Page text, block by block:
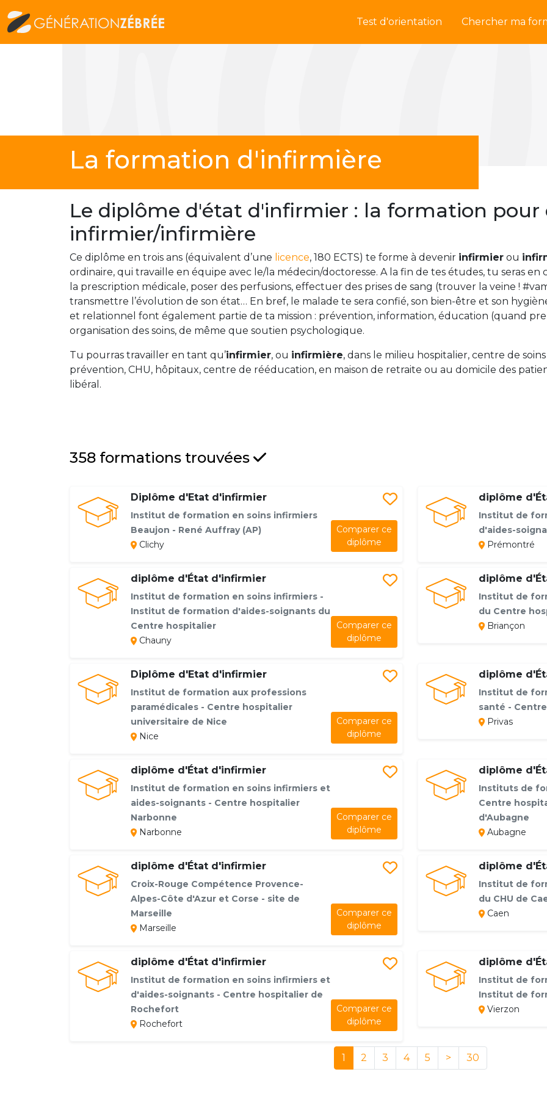
Test d'orientation Chercher ma
La formation d'infirmière
Le diplôme d'état d'infirmier : la formation pour
infirmier/infirmière
Ce diplôme en trois ans (équivalent d’une licence, 180 ECTS) te forme à devenir infirmier ou
ordinaire, qui travaille en équipe avec le/la médecin/doctoresse. A la fin de tes études, tu seras en
la prescription médicale, poser des perfusions, effectuer des prises de sang (trouver la veine !
transmettre l’évolution de son état… En bref, le malade te sera confié, son bien-être et son
et relationnel font également partie de ta mission : prévention, information, éducation (quand
organisation des soins, de même que soutien psychologique.
Tu pourras travailler en tant qu’infirmier, ou infirmière, dans le milieu hospitalier, centre de
prévention, CHU, hôpitaux, centre de rééducation, en maison de retraite ou au domicile des
libéral.
358 formations trouvées
Diplôme d'Etat d'infirmier
Institut de formation en soins infirmiers
Beaujon - René Auffray (AP)
Clichy
Comparer ce
diplôme
diplôme
Institut de
d'aides-
Prémontré
diplôme d'État d'infirmier
Institut de formation en soins infirmiers -
Institut de formation d'aides-soignants du
Centre hospitalier
Chauny
Comparer ce
diplôme
diplôme
Institut de
du Centre
Briançon
Diplôme d'Etat d'infirmier
Institut de formation aux professions
paramédicales - Centre hospitalier
universitaire de Nice
Nice
Comparer ce
diplôme
diplôme
Institut de
santé -
Privas
diplôme d'État d'infirmier
Institut de formation en soins infirmiers et
aides-soignants - Centre hospitalier
Narbonne
Narbonne
Comparer ce
diplôme
diplôme
Instituts de
Centre
d'Aubagne
Aubagne
diplôme d'État d'infirmier
Croix-Rouge Compétence Provence-
Alpes-Côte d'Azur et Corse - site de
Marseille
Marseille
Comparer ce
diplôme
diplôme
Institut de
du CHU de
Caen
diplôme d'État d'infirmier
Institut de formation en soins infirmiers et
d'aides-soignants - Centre hospitalier de
Rochefort
Rochefort
Comparer ce
diplôme
diplôme
Institut de
Institut de
Vierzon
1 2 3 4 5 > 30